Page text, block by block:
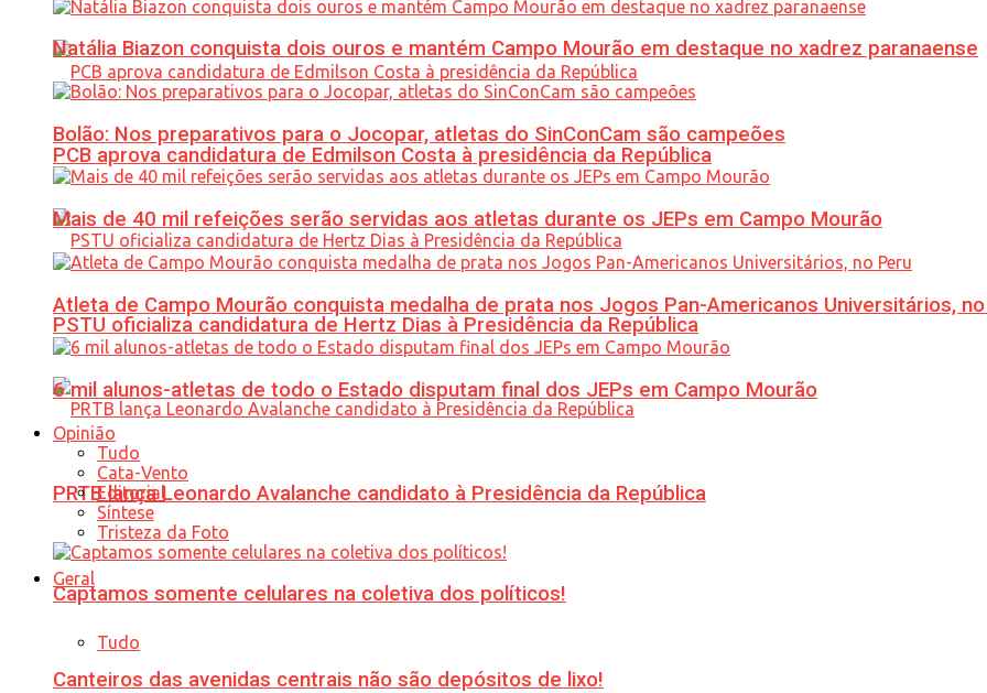
PCB aprova candidatura de Edmilson Costa à presidência da República
PSTU oficializa candidatura de Hertz Dias à Presidência da República
PRTB lança Leonardo Avalanche candidato à Presidência da República
Geral
Tudo
Natália Biazon conquista dois ouros e mantém Campo Mourão em destaque no xadrez paranaense
Bolão: Nos preparativos para o Jocopar, atletas do SinConCam são campeões
Mais de 40 mil refeições serão servidas aos atletas durante os JEPs em Campo Mourão
Atleta de Campo Mourão conquista medalha de prata nos Jogos Pan-Americanos Universitários,
6 mil alunos-atletas de todo o Estado disputam final dos JEPs em Campo Mourão
Opinião
Tudo
Cata-Vento
Editorial
Síntese
Tristeza da Foto
Captamos somente celulares na coletiva dos políticos!
Canteiros das avenidas centrais não são depósitos de lixo!